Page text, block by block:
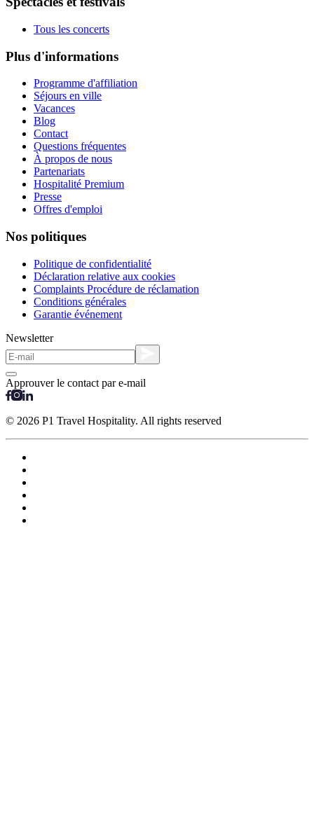
Tous les concerts
Plus d'informations
Programme d'affiliation
Séjours en ville
Vacances
Blog
Contact
Questions fréquentes
À propos de nous
Partenariats
Hospitalité Premium
Presse
Offres d'emploi
Nos politiques
Politique de confidentialité
Déclaration relative aux cookies
Complaints Procédure de réclamation
Conditions générales
Garantie événement
Newsletter
Approuver le contact par e-mail
© 2026 P1 Travel Hospitality. All rights reserved